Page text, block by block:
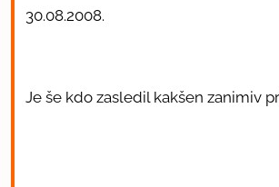
30.08.2008.
Je še kdo zasledil kakšen zanimiv